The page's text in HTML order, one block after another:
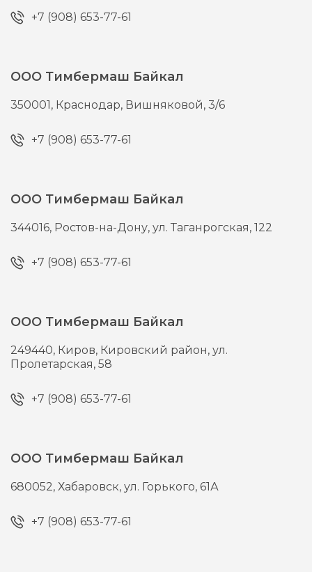
+7 (908) 653-77-61
ООО Тимбермаш Байкал
350001, Краснодар, Вишняковой, 3/6
+7 (908) 653-77-61
ООО Тимбермаш Байкал
344016, Ростов-на-Дону,ул. Таганрогская, 122
+7 (908) 653-77-61
ООО Тимбермаш Байкал
249440, Киров, Кировский район, ул.
Пролетарская, 58
+7 (908) 653-77-61
ООО Тимбермаш Байкал
680052,Хабаровск,ул. Горького, 61А
+7 (908) 653-77-61